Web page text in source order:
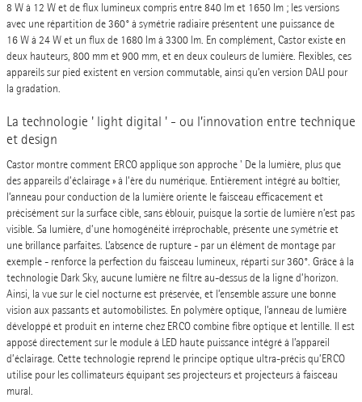
8 W à 12 W et de flux lumineux compris entre 840 lm et 1650 lm ; les versions
avec une répartition de 360° à symétrie radiaire présentent une puissance de
16 W à 24 W et un flux de 1680 lm à 3300 lm. En complément, Castor existe en
deux hauteurs, 800 mm et 900 mm, et en deux couleurs de lumière. Flexibles, ces
appareils sur pied existent en version commutable, ainsi qu’en version DALI pour
la gradation.
La technologie ' light digital ' - ou l’innovation entre technique
et design
Castor montre comment ERCO applique son approche ' De la lumière, plus que
des appareils d’éclairage » à l’ère du numérique. Entièrement intégré au boîtier,
l’anneau pour conduction de la lumière oriente le faisceau efficacement et
précisément sur la surface cible, sans éblouir, puisque la sortie de lumière n’est pas
visible. Sa lumière, d’une homogénéité irréprochable, présente une symétrie et
une brillance parfaites. L’absence de rupture - par un élément de montage par
exemple - renforce la perfection du faisceau lumineux, réparti sur 360°. Grâce à la
technologie Dark Sky, aucune lumière ne filtre au-dessus de la ligne d’horizon.
Ainsi, la vue sur le ciel nocturne est préservée, et l’ensemble assure une bonne
vision aux passants et automobilistes. En polymère optique, l’anneau de lumière
développé et produit en interne chez ERCO combine fibre optique et lentille. Il est
apposé directement sur le module à LED haute puissance intégré à l’appareil
d’éclairage. Cette technologie reprend le principe optique ultra-précis qu’ERCO
utilise pour les collimateurs équipant ses projecteurs et projecteurs à faisceau
mural.